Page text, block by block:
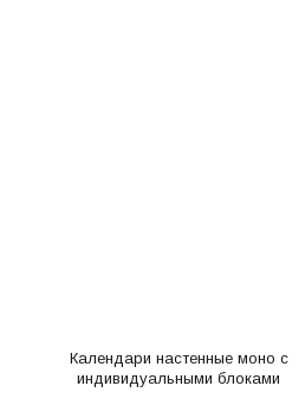
Календари настенные моно с
индивидуальными блоками